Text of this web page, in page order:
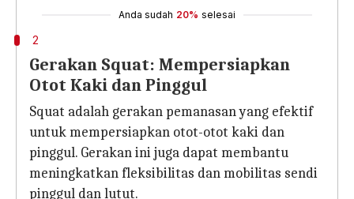
Anda sudah 20% selesai
2
Gerakan Squat: Mempersiapkan
Otot Kaki dan Pinggul
Squat adalah gerakan pemanasan yang efektif
untuk mempersiapkan otot-otot kaki dan
pinggul. Gerakan ini juga dapat membantu
meningkatkan fleksibilitas dan mobilitas sendi
pinggul dan lutut.